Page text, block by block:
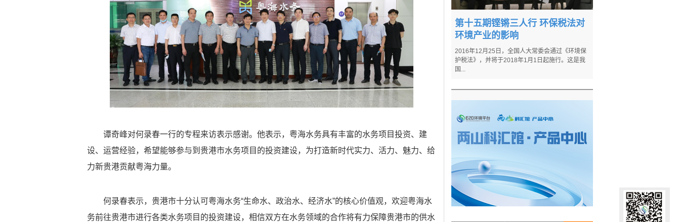
谭奇峰对何录春一行的专程来访表示感谢。他表示，粤海水务具有丰富的水务项目投资、建
设、运营经验，希望能够参与到贵港市水务项目的投资建设，为打造新时代实力、活力、魅力、给
力新贵港贡献粤海力量。
何录春表示，贵港市十分认可粤海水务“生命水、政治水、经济水”的核心价值观，欢迎粤海水
务前往贵港市进行各类水务项目的投资建设，相信双方在水务领域的合作将有力保障贵港市的供水
第十五期铿锵三人行 环保税法对
环境产业的影响
2016年12月25日，全国人大常委会通过《环境保
护税法》，并将于2018年1月1日起施行。这是我
国...